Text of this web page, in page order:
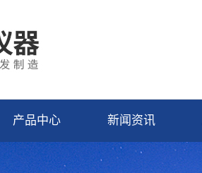
产品中心 新闻资讯